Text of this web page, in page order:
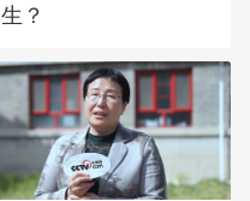
生？